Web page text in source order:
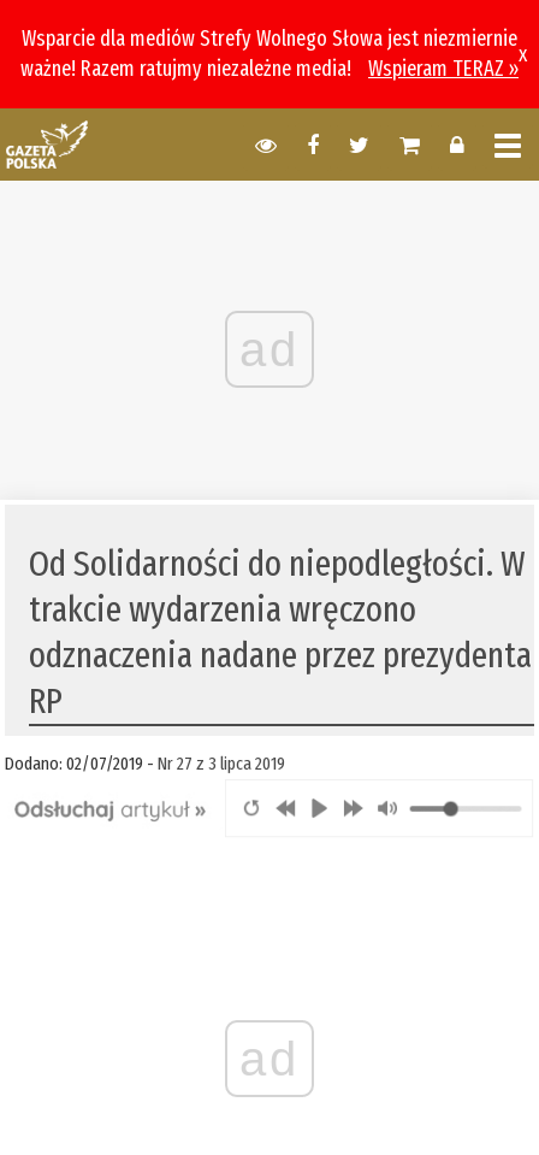
Wsparcie dla mediów Strefy Wolnego Słowa jest niezmiernie
ważne! Razem ratujmy niezależne media!
Wspieram TERAZ »
x
ad
Od Solidarności do niepodległości. W
trakcie wydarzenia wręczono
odznaczenia nadane przez prezydenta
RP
Dodano: 02/07/2019 -Nr 27 z 3 lipca 2019
ad